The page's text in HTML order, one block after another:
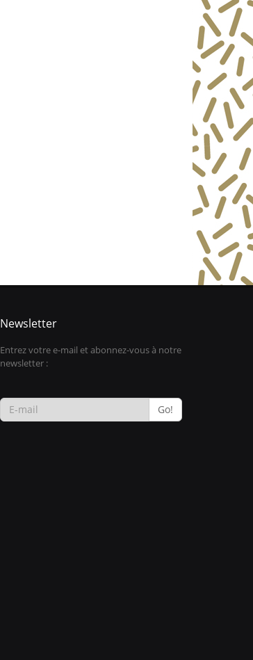
Newsletter
Entrez votre e-mail et abonnez-vous à notre
newsletter :
Go!